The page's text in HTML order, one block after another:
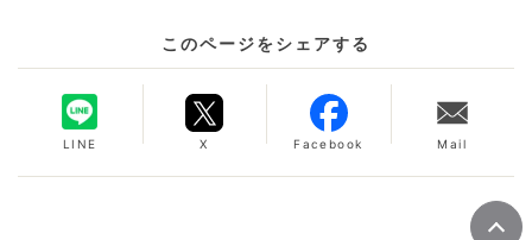
このページをシェアする
LINE X Facebook Mail